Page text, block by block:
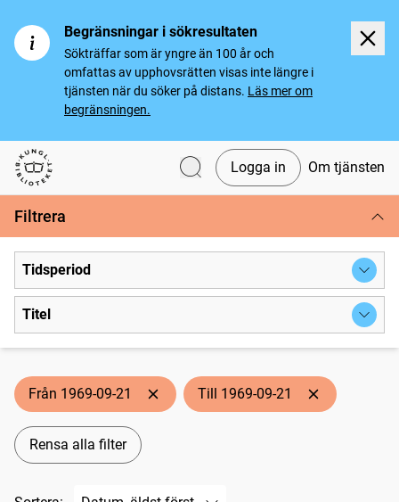
Begränsningar i sökresultaten
Sökträffar som är yngre än 100 år och
omfattas av upphovsrätten visas inte längre i
tjänsten när du söker på distans. Läs mer om
begränsningen.
Svenska tidningar
Logga in Om tjänsten
Filtrera
Tidsperiod
Titel
Från 1969-09-21 Till 1969-09-21
Rensa alla filter